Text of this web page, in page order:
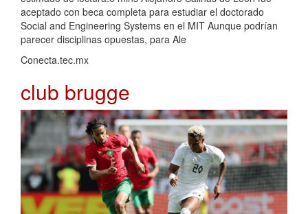
aceptado con beca completa para estudiar el doctorado
Social and Engineering Systems en el MIT Aunque podrían
parecer disciplinas opuestas, para Ale
Conecta.tec.mx
club brugge